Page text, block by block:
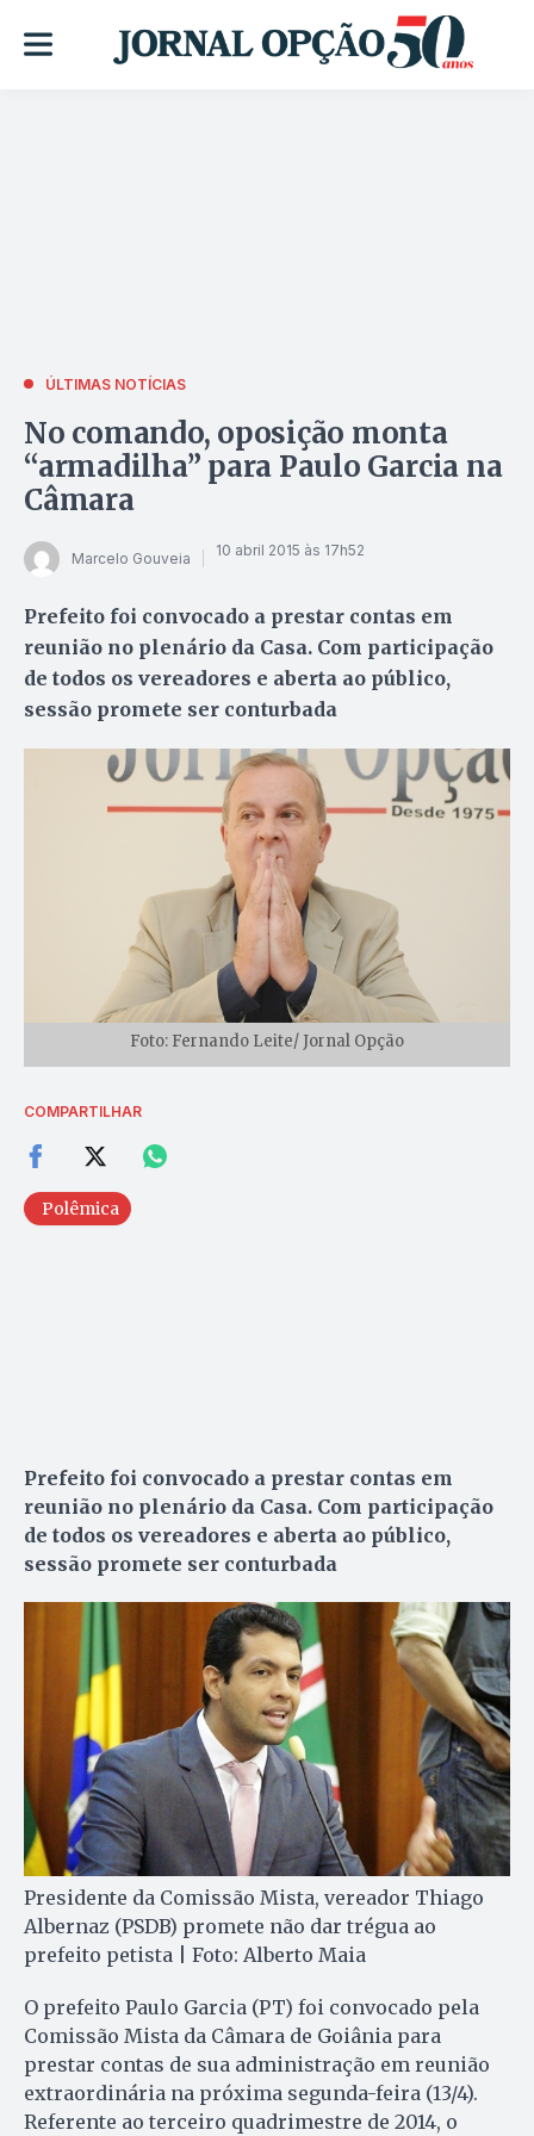
ÚLTIMAS NOTÍCIAS
No comando, oposição monta
“armadilha” para Paulo Garcia na
Câmara
Marcelo Gouveia 10 abril 2015 às 17h52
Prefeito foi convocado a prestar contas em
reunião no plenário da Casa. Com participação
de todos os vereadores e aberta ao público,
sessão promete ser conturbada
Foto: Fernando Leite/ Jornal Opção
COMPARTILHAR
Polêmica
Prefeito foi convocado a prestar contas em
reunião no plenário da Casa. Com participação
de todos os vereadores e aberta ao público,
sessão promete ser conturbada
Presidente da Comissão Mista, vereador Thiago
Albernaz (PSDB) promete não dar trégua ao
prefeito petista | Foto: Alberto Maia
O prefeito Paulo Garcia (PT) foi convocado pela
Comissão Mista da Câmara de Goiânia para
prestar contas de sua administração em reunião
extraordinária na próxima segunda-feira (13/4).
Referente ao terceiro quadrimestre de 2014, o